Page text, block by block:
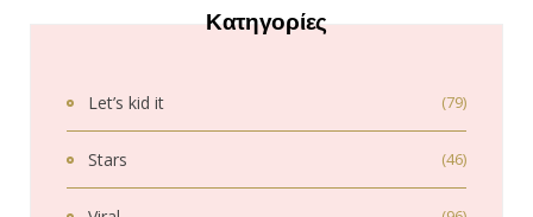
Κατηγορίες
Let’s kid it (79)
Stars (46)